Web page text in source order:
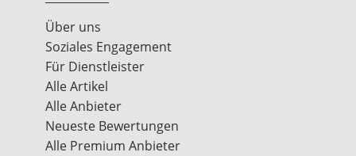
Über uns
Soziales Engagement
Für Dienstleister
Alle Artikel
Alle Anbieter
Neueste Bewertungen
Alle Premium Anbieter